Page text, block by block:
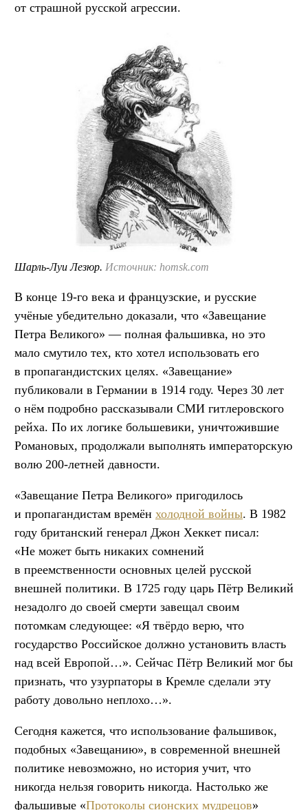
от страшной русской агрессии.
Шарль-Луи Лезюр. Источник: homsk.com
В конце 19-го века и французские, и русские
учёные убедительно доказали, что «Завещание
Петра Великого» — полная фальшивка, но это
мало смутило тех, кто хотел использовать его
в пропагандистских целях. «Завещание»
публиковали в Германии в 1914 году. Через 30 лет
о нём подробно рассказывали СМИ гитлеровского
рейха. По их логике большевики, уничтожившие
Романовых, продолжали выполнять императорскую
волю 200-летней давности.
«Завещание Петра Великого» пригодилось
и пропагандистам времён холодной войны. В 1982
году британский генерал Джон Хеккет писал:
«Не может быть никаких сомнений
в преемственности основных целей русской
внешней политики. В 1725 году царь Пётр Великий
незадолго до своей смерти завещал своим
потомкам следующее: «Я твёрдо верю, что
государство Российское должно установить власть
над всей Европой…». Сейчас Пётр Великий мог бы
признать, что узурпаторы в Кремле сделали эту
работу довольно неплохо…».
Сегодня кажется, что использование фальшивок,
подобных «Завещанию», в современной внешней
политике невозможно, но история учит, что
никогда нельзя говорить никогда. Настолько же
фальшивые «Протоколы сионских мудрецов»